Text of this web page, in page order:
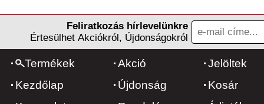
Feliratkozás hírlevelünkre
Értesülhet Akciókról, Újdonságokról
Termékek
Kezdőlap
Akció
Újdonság
Jelöltek
Kosár